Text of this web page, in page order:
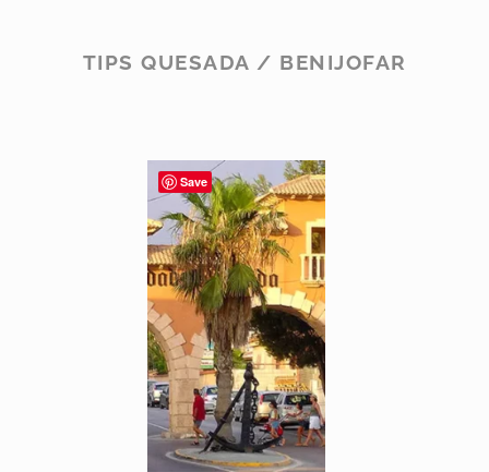
TIPS QUESADA / BENIJOFAR
Save